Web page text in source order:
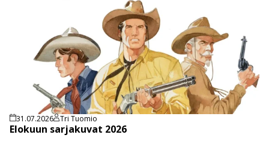
31.07.2026 Tri Tuomio
Elokuun sarjakuvat 2026